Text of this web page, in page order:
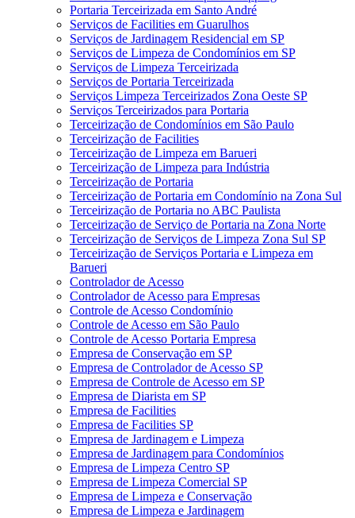
Portaria Terceirizada em Santo André
Serviços de Facilities em Guarulhos
Serviços de Jardinagem Residencial em SP
Serviços de Limpeza de Condomínios em SP
Serviços de Limpeza Terceirizada
Serviços de Portaria Terceirizada
Serviços Limpeza Terceirizados Zona Oeste SP
Serviços Terceirizados para Portaria
Terceirização de Condomínios em São Paulo
Terceirização de Facilities
Terceirização de Limpeza em Barueri
Terceirização de Limpeza para Indústria
Terceirização de Portaria
Terceirização de Portaria em Condomínio na Zona Sul
Terceirização de Portaria no ABC Paulista
Terceirização de Serviço de Portaria na Zona Norte
Terceirização de Serviços de Limpeza Zona Sul SP
Terceirização de Serviços Portaria e Limpeza em
Barueri
Controlador de Acesso
Controlador de Acesso para Empresas
Controle de Acesso Condomínio
Controle de Acesso em São Paulo
Controle de Acesso Portaria Empresa
Empresa de Conservação em SP
Empresa de Controlador de Acesso SP
Empresa de Controle de Acesso em SP
Empresa de Diarista em SP
Empresa de Facilities
Empresa de Facilities SP
Empresa de Jardinagem e Limpeza
Empresa de Jardinagem para Condomínios
Empresa de Limpeza Centro SP
Empresa de Limpeza Comercial SP
Empresa de Limpeza e Conservação
Empresa de Limpeza e Jardinagem